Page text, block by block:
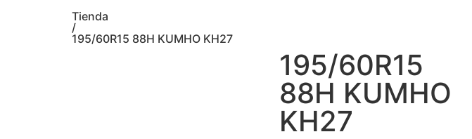
Tienda
/
195/60R15 88H KUMHO KH27
195/60R15
88H KUMHO
KH27